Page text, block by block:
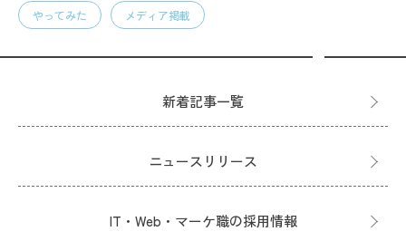
やってみた メディア掲載
新着記事一覧
ニュースリリース
IT・Web・マーケ職の採用情報